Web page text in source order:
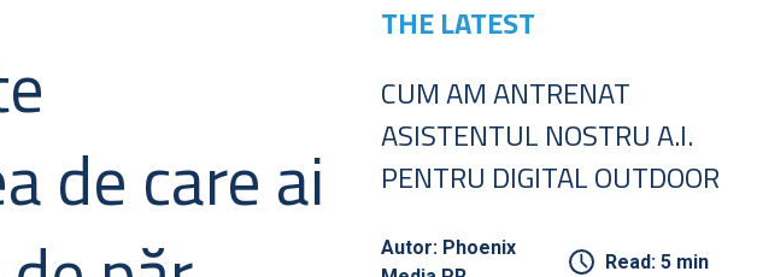
de care ai
THE LATEST
CUM AM ANTRENAT
ASISTENTUL NOSTRU A.I.
PENTRU DIGITAL OUTDOOR
Autor: Phoenix
Read: 5 min